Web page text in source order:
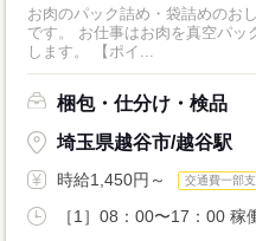
お肉のパック詰め・袋詰めのお
です。 お仕事はお肉を真空パッ
します。 【ポイ...
梱包・仕分け・検品
埼玉県越谷市/越谷駅
時給1,450円～ 交通費一部
［1］08：00〜17：00 稼